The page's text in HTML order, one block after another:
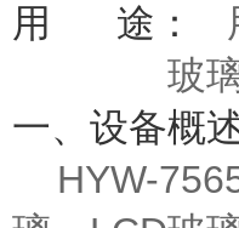
用
途：
玻
一、设备概
HYW-